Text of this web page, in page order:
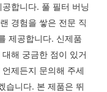
합니다. 풀 필터 버닝
경험을 쌓은 전문 직
제공합니다. 신제품
해 궁금한 점이 있거
제든지 문의해 주세
습니다. 본 제품은 뛰